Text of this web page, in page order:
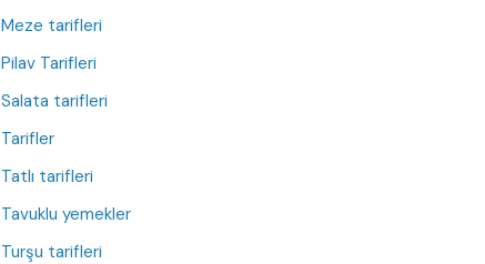
Meze tarifleri
Pilav Tarifleri
Salata tarifleri
Tarifler
Tatlı tarifleri
Tavuklu yemekler
Turşu tarifleri